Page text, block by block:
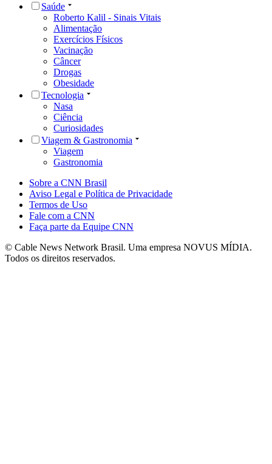
Saúde
Roberto Kalil - Sinais Vitais
Alimentação
Exercícios Físicos
Vacinação
Câncer
Drogas
Obesidade
Tecnologia
Nasa
Ciência
Curiosidades
Viagem & Gastronomia
Viagem
Gastronomia
Sobre a CNN Brasil
Aviso Legal e Política de Privacidade
Termos de Uso
Fale com a CNN
Faça parte da Equipe CNN
© Cable News Network Brasil. Uma empresa NOVUS MÍDIA.
Todos os direitos reservados.